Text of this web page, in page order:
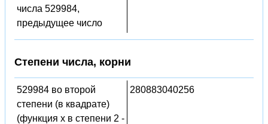
числа 529984,
предыдущее число
Степени числа, корни
529984 во второй
степени (в квадрате)
(функция x в степени 2 -
280883040256